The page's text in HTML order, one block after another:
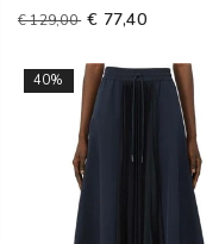
€ 129,00 € 77,40
40%